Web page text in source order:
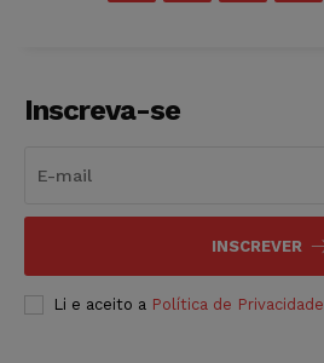
Inscreva-se
INSCREVER
Li e aceito a Política de Privacidade